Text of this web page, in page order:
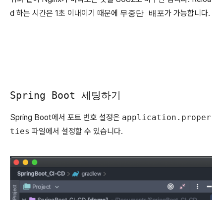
d 하는 시간은 1초 이내이기 때문에 무중단 배포가 가능합니다.
Spring Boot 세팅하기
Spring Boot에서 포트 번호 설정은 application.proper
ties 파일에서 설정할 수 있습니다.